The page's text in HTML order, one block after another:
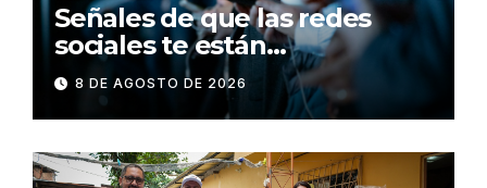
Señales de que las redes
sociales te están
consumiendo
8 DE AGOSTO DE 2026